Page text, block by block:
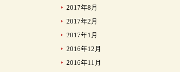
2017年8月
2017年2月
2017年1月
2016年12月
2016年11月